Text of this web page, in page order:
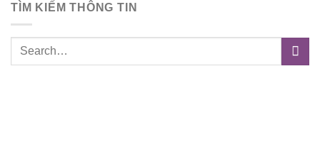
TÌM KIẾM THÔNG TIN